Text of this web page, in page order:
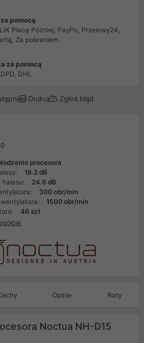
za pomocą
Płacę Później, PayPo, Przelewy24,
Za pobraniem
za pomocą
DHL
Drukuj Zgłoś błąd
procesora
19.2 dB
24.6 dB
300 obr/min
1500 obr/min
46 szt
Opinie Raty
Noctua NH-D15